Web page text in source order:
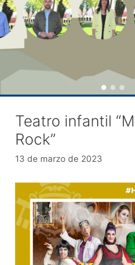
Teatro infantil
Rock”
13 de marzo de 2023